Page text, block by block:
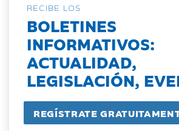
RECIBE LOS
BOLETINES
INFORMATIVOS:
ACTUALIDAD,
LEGISLACIÓN,